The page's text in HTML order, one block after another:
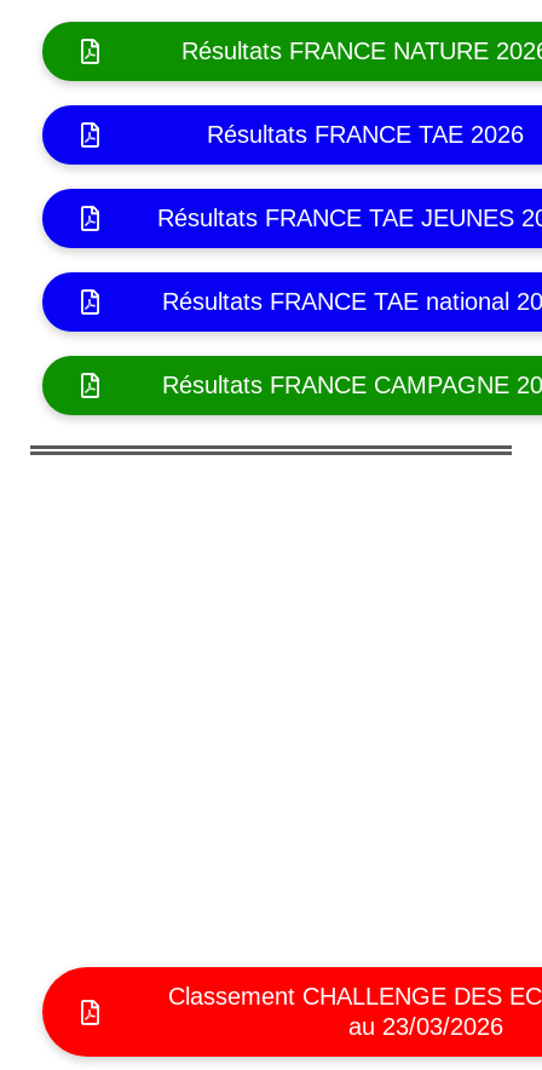
Résultats FRANCE NATURE
Résultats FRANCE TAE 2026
Résultats FRANCE TAE JEUNES
Résultats FRANCE TAE national
Résultats FRANCE CAMPAGNE
Classement CHALLENGE DES
au 23/03/2026